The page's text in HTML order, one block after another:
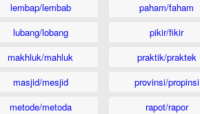
lembap/lembab
lubang/lobang
makhluk/mahluk
masjid/mesjid
metode/metoda
paham/faham
pikir/fikir
praktik/praktek
provinsi/propinsi
rapot/rapor